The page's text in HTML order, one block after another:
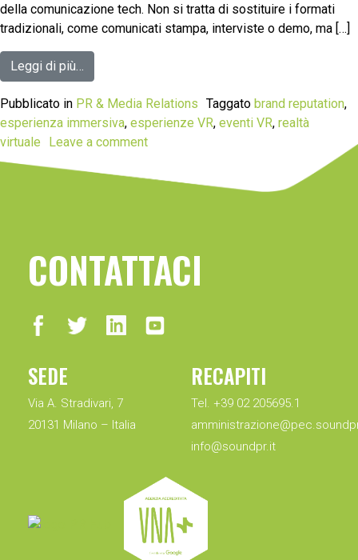
della comunicazione tech. Non si tratta di sostituire i formati
tradizionali, come comunicati stampa, interviste o demo, ma […]
Leggi di più…
Pubblicato in PR & Media Relations Taggato brand reputation,
esperienza immersiva, esperienze VR, eventi VR, realtà
virtuale
Leave a comment
CONTATTACI
SEDE
Via A. Stradivari, 7
20131 Milano – Italia
RECAPITI
Tel. +39 02 205695.1
info@soundpr.it